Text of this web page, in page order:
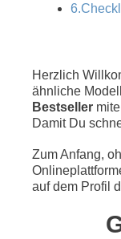
Herzlich
ähnliche
Bestseller
Damit Du
Zum Anfang,
auf dem Profil